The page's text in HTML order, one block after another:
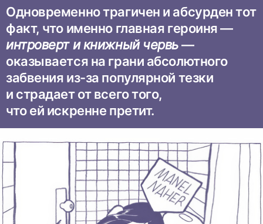
Одновременно трагичен и абсурден тот
факт, что именно главная героиня —
интроверт и книжный червь—
оказывается на грани абсолютного
забвения из-за популярной тезки
и страдает от всего того,
что ей искренне претит.